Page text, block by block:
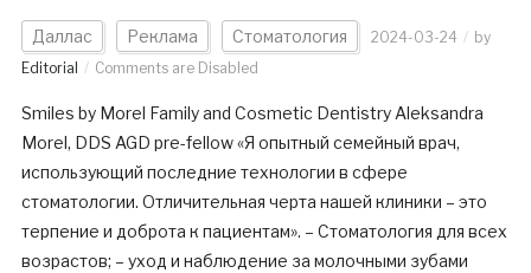
Даллас Реклама Стоматология 2024-03-24
by
Editorial
Comments are Disabled
Smiles by Morel Family and Cosmetic Dentistry Aleksandra
Morel, DDS AGD pre-fellow «Я опытный семейный врач,
использующий последние технологии в сфере
стоматологии. Отличительная черта нашей клиники – это
терпение и доброта к пациентам». – Стоматология для всех
возрастов; – уход и наблюдение за молочными зубами